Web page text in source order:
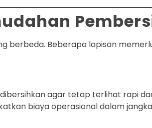
berbeda. Beberapa lapisan
agar tetap terlihat rapi
biaya operasional dalam